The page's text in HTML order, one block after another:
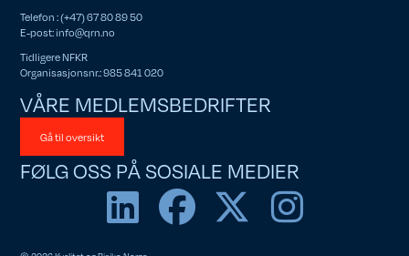
Telefon : (+47) 67 80 89 50
E-post:info@qrn.no
Tidligere NFKR
Organisasjonsnr.: 985 841 020
VÅRE MEDLEMSBEDRIFTER
Gå til oversikt
FØLG OSS PÅ SOSIALE MEDIER